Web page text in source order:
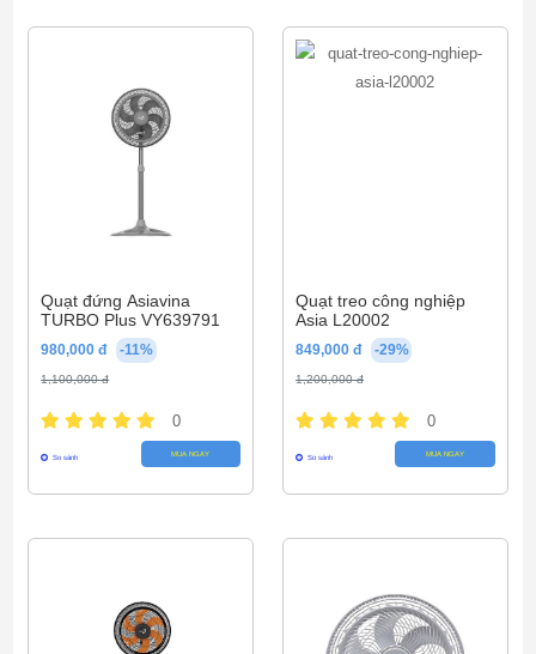
Quạt đứng Asiavina
TURBO Plus VY639791
980,000 đ -11%
1,100,000 đ
0
So sánh MUA NGAY
Quạt treo công nghiệp
Asia L20002
849,000 đ -29%
1,200,000 đ
0
So sánh MUA NGAY